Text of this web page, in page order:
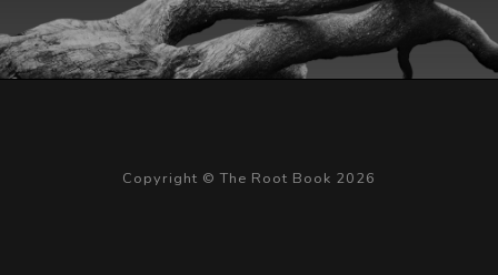
Copyright © The Root Book 2026